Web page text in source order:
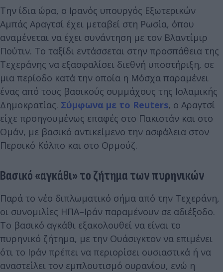
Την ίδια ώρα, ο Ιρανός υπουργός Εξωτερικών
Αμπάς Αραγτσί έχει μεταβεί στη Ρωσία, όπου
αναμένεται να έχει συνάντηση με τον Βλαντίμιρ
Πούτιν. Το ταξίδι εντάσσεται στην προσπάθεια της
Τεχεράνης να εξασφαλίσει διεθνή υποστήριξη, σε
μια περίοδο κατά την οποία η Μόσχα παραμένει
ένας από τους βασικούς συμμάχους της Ισλαμικής
Δημοκρατίας. Σύμφωνα με το Reuters, ο Αραγτσί
είχε προηγουμένως επαφές στο Πακιστάν και στο
Ομάν, με βασικό αντικείμενο την ασφάλεια στον
Περσικό Κόλπο και στο Ορμούζ.
Βασικό «αγκάθι» το ζήτημα των πυρηνικών
Παρά το νέο διπλωματικό σήμα από την Τεχεράνη,
οι συνομιλίες ΗΠΑ–Ιράν παραμένουν σε αδιέξοδο.
Το βασικό αγκάθι εξακολουθεί να είναι το
πυρηνικό ζήτημα, με την Ουάσιγκτον να επιμένει
ότι το Ιράν πρέπει να περιορίσει ουσιαστικά ή να
αναστείλει τον εμπλουτισμό ουρανίου, ενώ η